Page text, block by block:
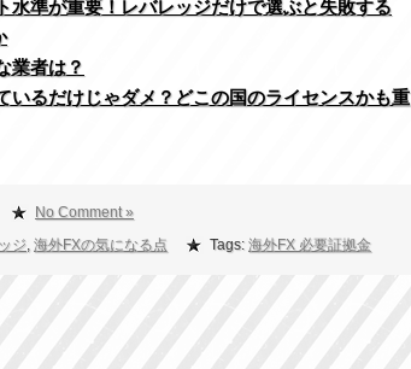
水準が重要！レバレッジだけで選ぶと失敗する
業者は？
いるだけじゃダメ？どこの国のライセンスかも重
No Comment »
ジ, 海外FXの気になる点 Tags: 海外FX 必要証拠金